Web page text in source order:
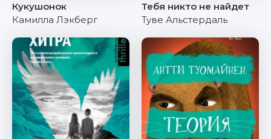
Кукушонок
Камилла Лэкберг
Тебя никто не найдет
Туве Альстердаль